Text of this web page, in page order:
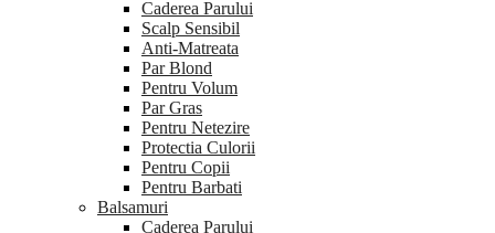
Caderea Parului
Scalp Sensibil
Anti-Matreata
Par Blond
Pentru Volum
Par Gras
Pentru Netezire
Protectia Culorii
Pentru Copii
Pentru Barbati
Balsamuri
Caderea Parului